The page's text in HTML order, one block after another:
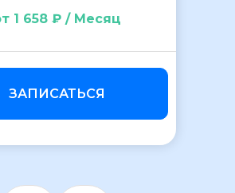
1 658 ₽ / Месяц
ЗАПИСАТЬСЯ